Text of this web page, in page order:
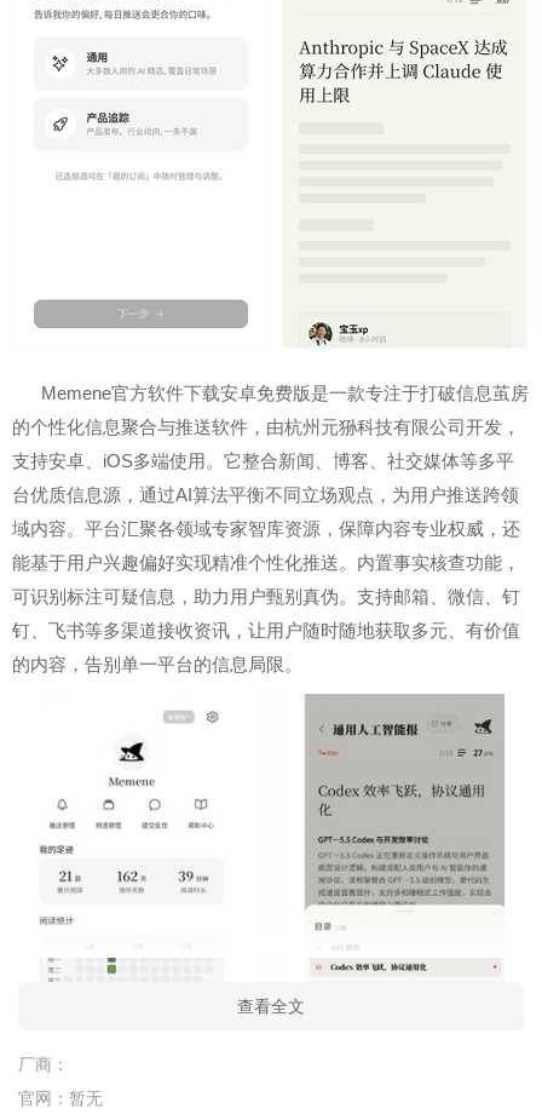
Memene官方软件下载安卓免费版是一款专注于打破信息茧房
的个性化信息聚合与推送软件，由杭州元狲科技有限公司开发，
支持安卓、iOS多端使用。它整合新闻、博客、社交媒体等多平
台优质信息源，通过AI算法平衡不同立场观点，为用户推送跨领
域内容。平台汇聚各领域专家智库资源，保障内容专业权威，还
能基于用户兴趣偏好实现精准个性化推送。内置事实核查功能，
可识别标注可疑信息，助力用户甄别真伪。支持邮箱、微信、钉
钉、飞书等多渠道接收资讯，让用户随时随地获取多元、有价值
的内容，告别单一平台的信息局限。
软件介绍：
查看全文
厂商：
官网： 暂无